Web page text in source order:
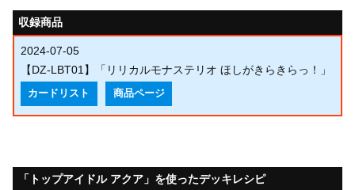
収録商品
2024-07-05
【DZ-LBT01】「リリカルモナステリオ ほしがきらきらっ！」
カードリスト 商品ページ
「トップアイドル アクア」を使ったデッキレシピ